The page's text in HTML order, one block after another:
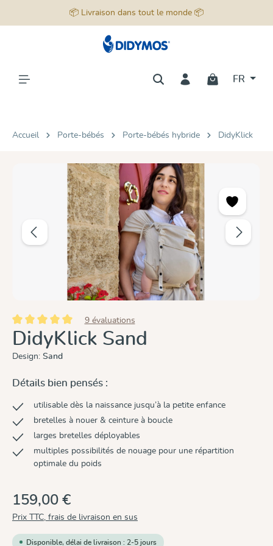
📦 Livraison dans tout le monde 📦
FR
Accueil Porte-bébés Porte-bébés hybride DidyKlick
Ignorer la galerie d'images
Note moyenne de 5 sur 5 étoiles
9 évaluations
DidyKlick Sand
Design: Sand
Détails bien pensés :
utilisable dès la naissance jusqu’à la petite enfance
bretelles à nouer & ceinture à boucle
larges bretelles déployables
multiples possibilités de nouage pour une répartition
optimale du poids
159,00 €
Prix TTC, frais de livraison en sus
Disponible, délai de livraison : 2-5 jours